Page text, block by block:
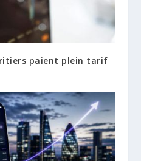
paient plein tarif